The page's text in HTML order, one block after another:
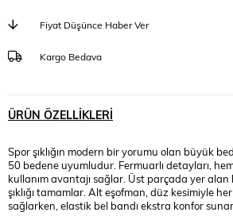
Fiyat Düşünce Haber Ver
Kargo Bedava
ÜRÜN ÖZELLIKLERI
Spor şıklığın modern bir yorumu olan büyük
50 bedene uyumludur. Fermuarlı detayları,
kullanım avantajı sağlar. Üst parçada yer alan
şıklığı tamamlar. Alt eşofman, düz kesimiyle
sağlarken, elastik bel bandı ekstra konfor